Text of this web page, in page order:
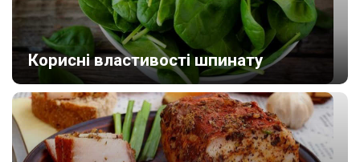
Корисні властивості шпинату